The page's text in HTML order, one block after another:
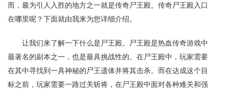
而，最为引人入胜的地方之一就是传奇尸王殿。传奇尸王殿入口
在哪里呢？下面就由我来为您详细介绍。
让我们来了解一下什么是尸王殿。尸王殿是热血传奇游戏中
最著名的副本之一，也是最具挑战性的。在尸王殿中，玩家需要
在其中寻找到一具神秘的尸王遗体并将其击杀。而在达成这个目
标之前，玩家需要一路过关斩将，在尸王殿中面对各种难关和强